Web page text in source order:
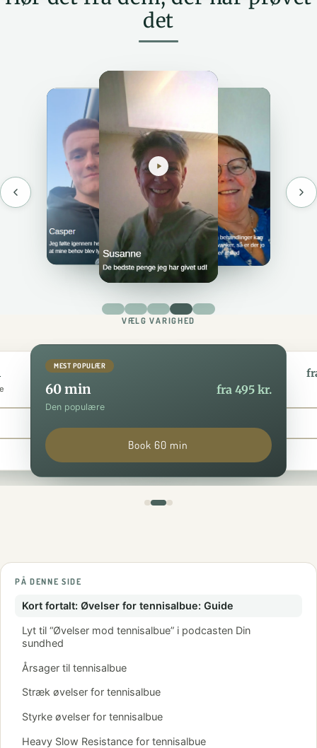
det
VÆLG VARIGHED
MEST POPULÆR
60 min fra 495 kr.
Den populære
Book 60 min
PÅ DENNE SIDE
Kort fortalt: Øvelser for tennisalbue: Guide
Lyt til “Øvelser mod tennisalbue” i podcasten Din
sundhed
Årsager til tennisalbue
Stræk øvelser for tennisalbue
Styrke øvelser for tennisalbue
Heavy Slow Resistance for tennisalbue